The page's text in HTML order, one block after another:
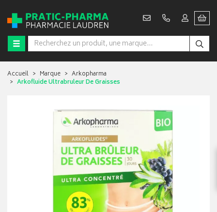
Accueil Marque
Arkopharma
Arkofluide Ultrabruleur De Graisses